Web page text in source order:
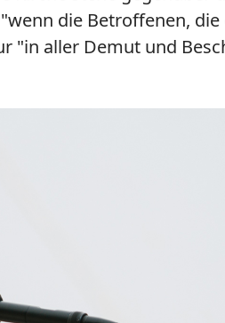
die Betroffenen,
"in aller Demut und